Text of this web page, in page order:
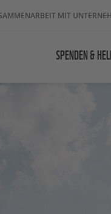
MIT
SPENDEN &